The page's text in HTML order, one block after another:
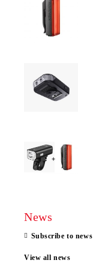
News
Subscribe to news
View all news